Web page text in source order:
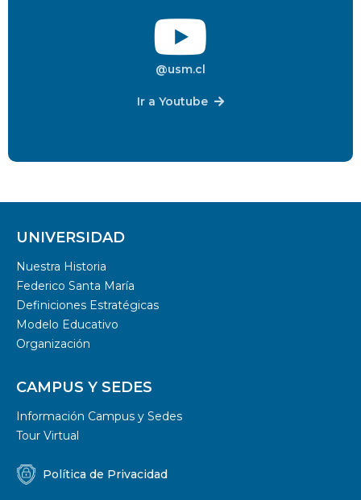
@usm.cl
Ir a Youtube
UNIVERSIDAD
Nuestra Historia
Federico Santa María
Definiciones Estratégicas
Modelo Educativo
Organización
CAMPUS Y SEDES
Información Campus y Sedes
Tour Virtual
Política de Privacidad